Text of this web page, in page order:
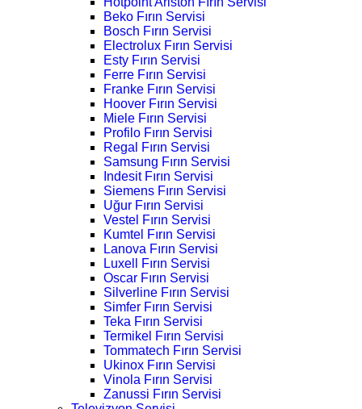
Beko Fırın Servisi
Bosch Fırın Servisi
Electrolux Fırın Servisi
Esty Fırın Servisi
Ferre Fırın Servisi
Franke Fırın Servisi
Hoover Fırın Servisi
Miele Fırın Servisi
Profilo Fırın Servisi
Regal Fırın Servisi
Samsung Fırın Servisi
Indesit Fırın Servisi
Siemens Fırın Servisi
Uğur Fırın Servisi
Vestel Fırın Servisi
Kumtel Fırın Servisi
Lanova Fırın Servisi
Luxell Fırın Servisi
Oscar Fırın Servisi
Silverline Fırın Servisi
Simfer Fırın Servisi
Teka Fırın Servisi
Termikel Fırın Servisi
Tommatech Fırın Servisi
Ukinox Fırın Servisi
Vinola Fırın Servisi
Zanussi Fırın Servisi